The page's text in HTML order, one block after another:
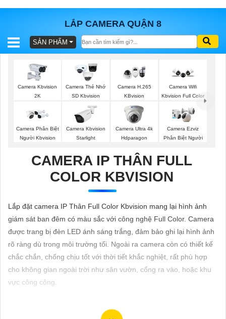
LẮP CAMERA QUẬN 8
BÁO
TRỌN
GÓI
SẢN
PHẨM
VẤN
LẮP
ĐẶT
PHỤ
KIỆN
SẢN PHẨM
Camera Kbvision
2K
Camera Thẻ Nhớ
SD Kbvision
Camera H.265
KBvision
Camera Wifi
Kbvision Full Color
Camera Phân Biệt
Người Kbvision
Camera Kbvision
Starlight
Camera Ultra 4k
Hdparagon
Camera Ezviz
Phân Biệt Người
CAMERA IP THÂN FULL
COLOR KBVISION
Lắp đặt camera IP Thân Full Color Kbvision mang lại hình ảnh
giám sát ban đêm có màu sắc với công nghệ Full Color. Camera
được trang bị đèn LED ánh sáng trắng, đảm bảo ghi lại hình ảnh
rõ ràng dù trong môi trường tối. Ngoài ra camera còn có thiết kế
chắc chắn, chống chịu tốt với thời tiết khắc nghiệt, rất phù hợp
cho không gian ngoài trời như sân vườn, cổng ra vào, hoặc khu
vực công cộng.